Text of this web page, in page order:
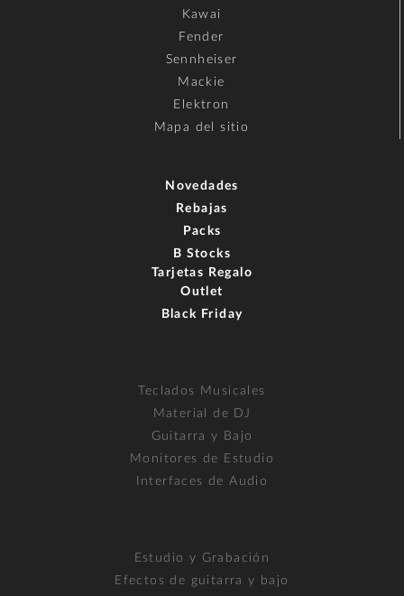
Kawai
Fender
Sennheiser
Mackie
Elektron
Mapa del sitio
Novedades
Rebajas
Packs
B Stocks
Tarjetas Regalo
Outlet
Black Friday
Teclados Musicales
Material de DJ
Guitarra y Bajo
Monitores de Estudio
Interfaces de Audio
Estudio y Grabación
Efectos de guitarra y bajo